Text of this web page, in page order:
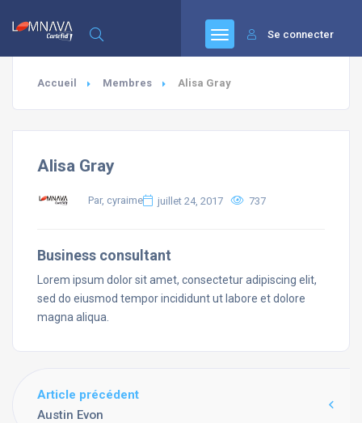
Se connecter
Accueil Membres Alisa Gray
Alisa Gray
Par, cyraime juillet 24, 2017 737
Business consultant
Lorem ipsum dolor sit amet, consectetur adipiscing elit,
sed do eiusmod tempor incididunt ut labore et dolore
magna aliqua.
Article précédent
Austin Evon